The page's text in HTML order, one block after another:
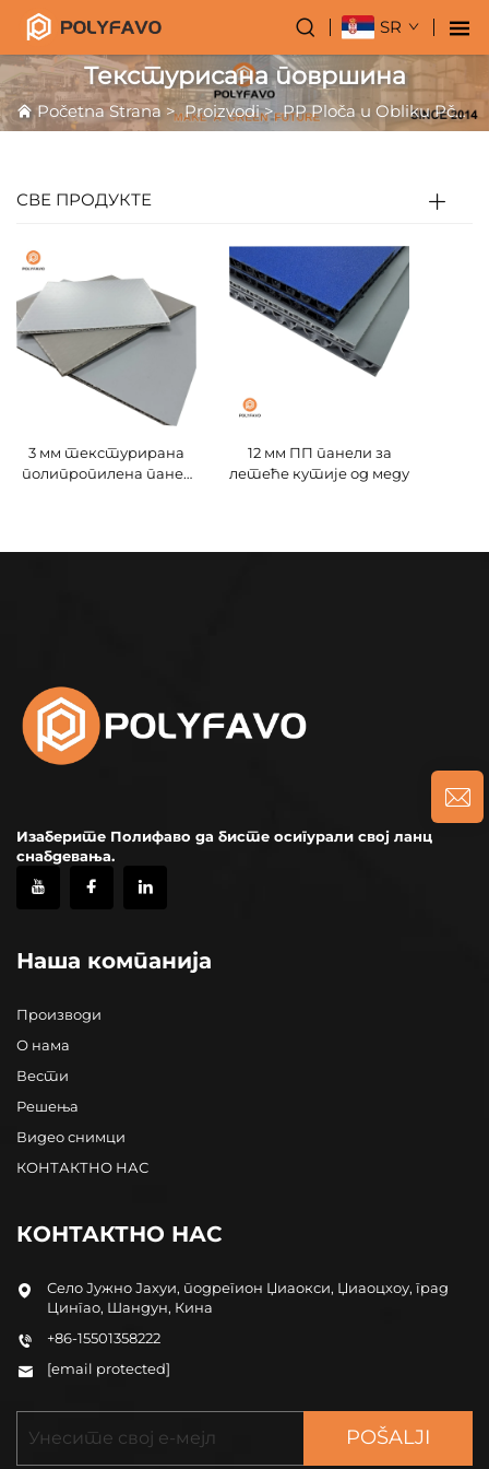
SR
Текстурисана површина
Početna Strana >Proizvodi>PP Ploča u Obliku Pčelinjeg Sazveza
СВЕ ПРОДУКТЕ
3 мм текстурирана
полипропилена панел
12 мм ПП панели за
летеће кутије од меду
Изаберите Полифаво да бисте осигурали свој ланц
снабдевања.
Наша компанија
Производи
О нама
Вести
Решења
Видео снимци
КОНТАКТНО НАС
КОНТАКТНО НАС
Село Јужно Јахуи, подрегион Џиаокси, Џиаоцхоу, град
Цингао, Шандун, Кина
+86-15501358222
[email protected]
POŠALJI